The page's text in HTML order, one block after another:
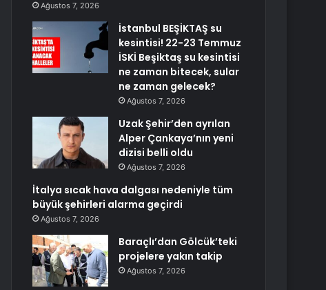
Ağustos 7, 2026
İstanbul BEŞİKTAŞ su
kesintisi! 22-23 Temmuz
İSKİ Beşiktaş su kesintisi
ne zaman bitecek, sular
ne zaman gelecek?
Ağustos 7, 2026
Uzak Şehir’den ayrılan
Alper Çankaya’nın yeni
dizisi belli oldu
Ağustos 7, 2026
İtalya sıcak hava dalgası nedeniyle tüm
büyük şehirleri alarma geçirdi
Ağustos 7, 2026
Baraçlı’dan Gölcük’teki
projelere yakın takip
Ağustos 7, 2026